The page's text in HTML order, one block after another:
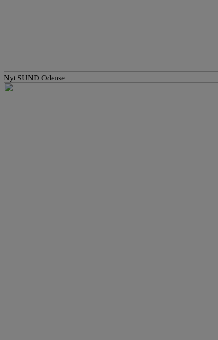
Nyt SUND Odense